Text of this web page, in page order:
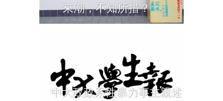
來潮，不知所措？
中大政政系性暴力事主親述